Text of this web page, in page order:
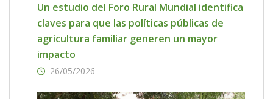
Un estudio del Foro Rural Mundial identifica
claves para que las políticas públicas de
agricultura familiar generen un mayor
impacto
26/05/2026